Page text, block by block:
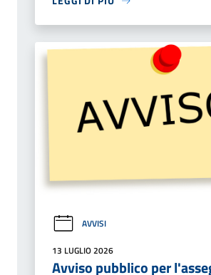
AVVISI
13 LUGLIO 2026
Avviso pubblico per